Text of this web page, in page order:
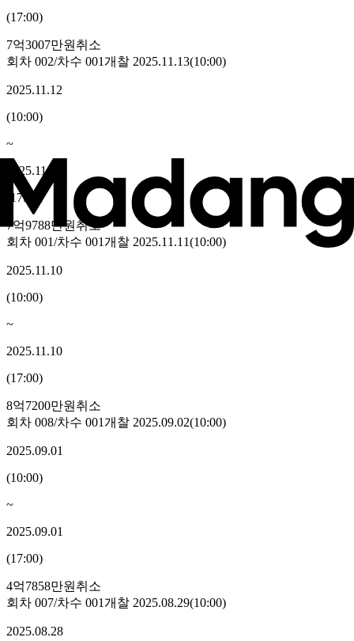
(17:00)
7억3007만원 취소
회차 002/차수 001개찰 2025.11.13(10:00)
2025.11.12
(10:00)
~
2025.11.12
17:00 )
7억9788만원 취소
회차 001/차수 001개찰 2025.11.11(10:00)
2025.11.10
(10:00)
~
2025.11.10
(17:00)
8억7200만원 취소
회차 008/차수 001개찰 2025.09.02(10:00)
2025.09.01
(10:00)
~
2025.09.01
(17:00)
4억7858만원 취소
회차 007/차수 001개찰 2025.08.29(10:00)
2025.08.28